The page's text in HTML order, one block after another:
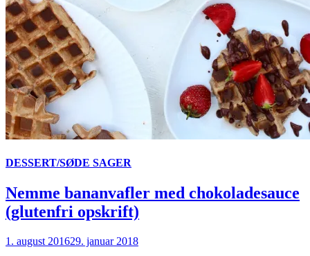
DESSERT/SØDE SAGER
Nemme bananvafler med chokoladesauce
(glutenfri opskrift)
1. august 201629. januar 2018